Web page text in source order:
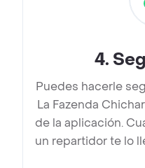
4.
Puedes hacerle
La Fazenda
de la aplicación.
un repartidor te lo